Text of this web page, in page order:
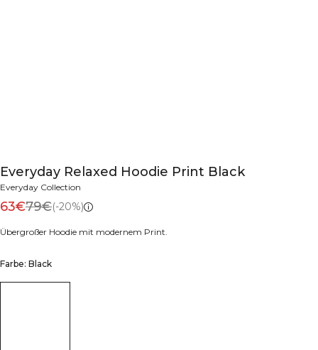
Everyday Relaxed Hoodie Print Black
Everyday Collection
63€79€(-20%)
Übergroßer Hoodie mit modernem Print.
Farbe: Black